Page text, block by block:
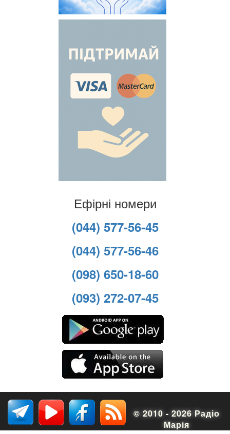
Ефірні номери
(044) 577-56-45
(044) 577-56-46
(098) 650-18-60
(093) 272-07-45
© 2010 - 2026 Радіо
Марія